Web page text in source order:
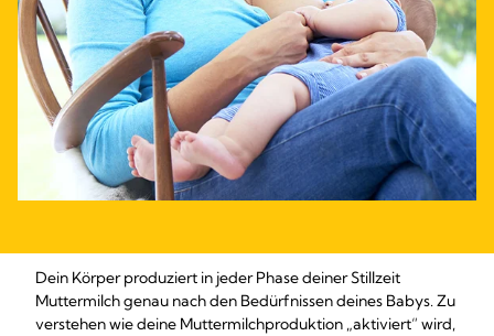
Dein Körper produziert in jeder Phase deiner Stillzeit
Muttermilch genau nach den Bedürfnissen deines Babys. Zu
verstehen wie deine Muttermilchproduktion „aktiviert“ wird,